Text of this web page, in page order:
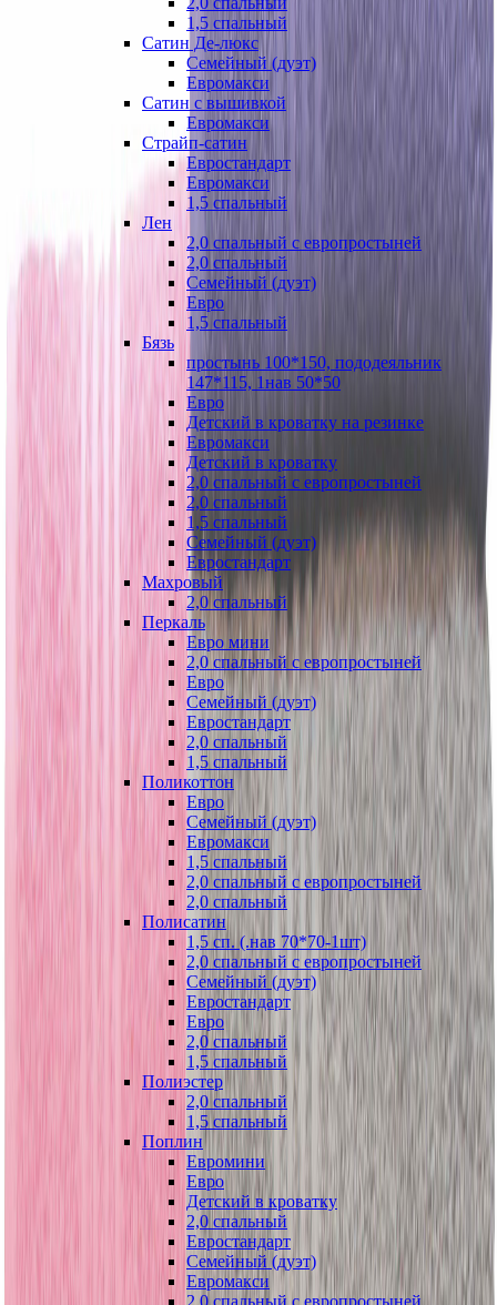
1,5 спальный
Сатин Де-люкс
Семейный (дуэт)
Евромакси
Сатин с вышивкой
Евромакси
Страйп-сатин
Евростандарт
Евромакси
1,5 спальный
Лен
2,0 спальный с европростыней
2,0 спальный
Семейный (дуэт)
Евро
1,5 спальный
Бязь
простынь 100*150, пододеяльник
147*115, 1нав 50*50
Евро
Детский в кроватку на резинке
Евромакси
Детский в кроватку
2,0 спальный с европростыней
2,0 спальный
1,5 спальный
Семейный (дуэт)
Евростандарт
Махровый
2,0 спальный
Перкаль
Евро мини
2,0 спальный с европростыней
Евро
Семейный (дуэт)
Евростандарт
2,0 спальный
1,5 спальный
Поликоттон
Евро
Семейный (дуэт)
Евромакси
1,5 спальный
2,0 спальный с европростыней
2,0 спальный
Полисатин
1,5 сп. (.нав 70*70-1шт)
2,0 спальный с европростыней
Семейный (дуэт)
Евростандарт
Евро
2,0 спальный
1,5 спальный
Полиэстер
2,0 спальный
1,5 спальный
Поплин
Евромини
Евро
Детский в кроватку
2,0 спальный
Евростандарт
Семейный (дуэт)
Евромакси